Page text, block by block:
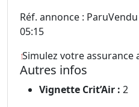
Réf. annonce :
05:15
Simulez votre assurance
Autres infos
Vignette Crit’Air : 2